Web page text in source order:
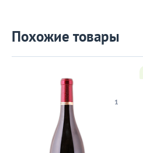
Похожие товары
1